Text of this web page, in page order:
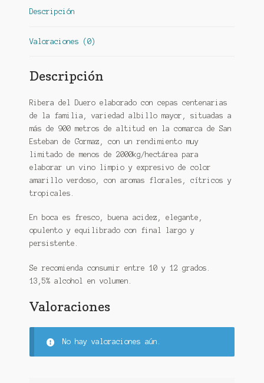
Descripción
Valoraciones (0)
Descripción
Ribera del Duero elaborado con cepas centenarias
de la familia, variedad albillo mayor, situadas a
más de 900 metros de altitud en la comarca de San
Esteban de Gormaz, con un rendimiento muy
limitado de menos de 2000kg/hectárea para
elaborar un vino limpio y expresivo de color
amarillo verdoso, con aromas florales, cítricos y
tropicales.
En boca es fresco, buena acidez, elegante,
opulento y equilibrado con final largo y
persistente.
Se recomienda consumir entre 10 y 12 grados.
13,5% alcohol en volumen.
Valoraciones
No hay valoraciones aún.